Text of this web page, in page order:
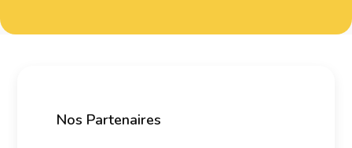
Nos Partenaires